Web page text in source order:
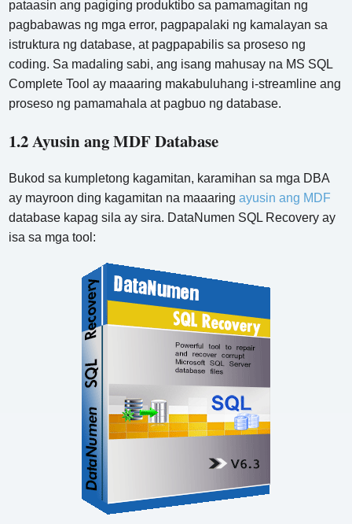
pataasin ang pagiging produktibo sa pamamagitan ng
pagbabawas ng mga error, pagpapalaki ng kamalayan sa
istruktura ng database, at pagpapabilis sa proseso ng
coding. Sa madaling sabi, ang isang mahusay na MS SQL
Complete Tool ay maaaring makabuluhang i-streamline ang
proseso ng pamamahala at pagbuo ng database.
1.2 Ayusin ang MDF Database
Bukod sa kumpletong kagamitan, karamihan sa mga DBA
ay mayroon ding kagamitan na maaaringayusin ang MDF
database kapag sila ay sira. DataNumen SQL Recovery ay
isa sa mga tool: